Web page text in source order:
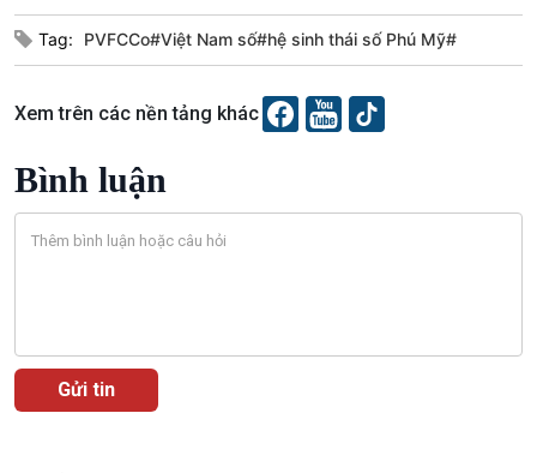
Tag: PVFCCo#Việt Nam số#hệ sinh thái số Phú Mỹ#
Xem trên các nền tảng khác
Bình luận